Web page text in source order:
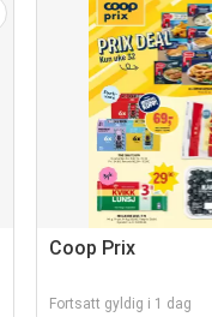
Coop Prix
Fortsatt gyldig i 1 dag